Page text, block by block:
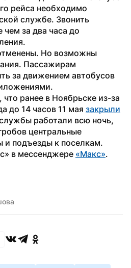
рейса необходимо
службе. Звонить
чем за два часа до
Но возможны
Пассажирам
за движением автобусов
ранее в Ноябрьске из-за
до 14 часов 11 мая закрыли
работали всю ночь,
центральные
и подъезды к поселкам.
в мессенджере «Макс».